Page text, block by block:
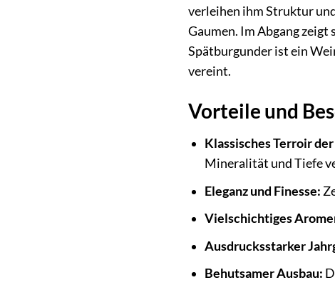
verleihen ihm Struktur
Gaumen. Im Abgang zeigt
Spätburgunder ist ein
vereint.
Vorteile und
Klassisches Terroir
Mineralität und Tiefe
Eleganz und Finesse:
Vielschichtiges
Ausdrucksstarker
Behutsamer Ausbau: